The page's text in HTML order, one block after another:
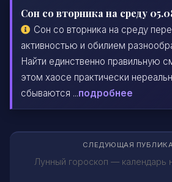
Сон со вторника на среду
Сон со вторника на среду
активностью и обилием
Найти единственно правильную
этом хаосе практически
сбываются ...подробнее
СЛЕДУЮЩАЯ
Лунный гороскоп — календарь